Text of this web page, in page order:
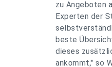
zu Angeboten
Experten der
beste
dieses
ankommt," so